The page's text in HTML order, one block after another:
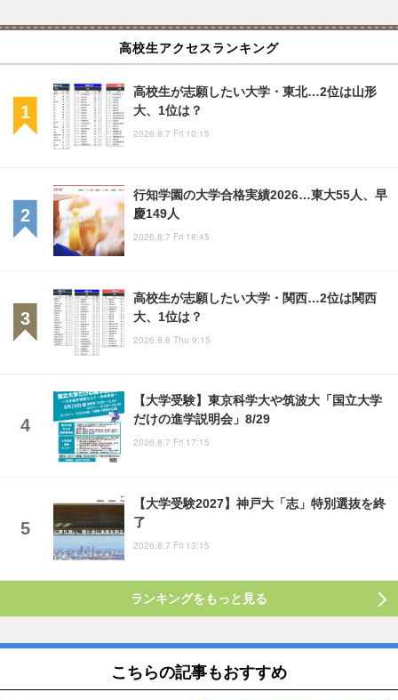
高校生アクセスランキング
高校生が志願したい大学・東北…2位は山形
大、1位は？
2026.8.7 Fri 10:15
行知学園の大学合格実績2026…東大55人、早
慶149人
2026.8.7 Fri 18:45
高校生が志願したい大学・関西…2位は関西
大、1位は？
2026.8.6 Thu 9:15
【大学受験】東京科学大や筑波大「国立大学
だけの進学説明会」8/29
2026.8.7 Fri 17:15
【大学受験2027】神戸大「志」特別選抜を終
了
2026.8.7 Fri 13:15
ランキングをもっと見る
こちらの記事もおすすめ